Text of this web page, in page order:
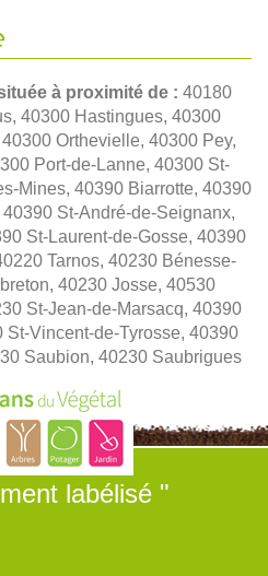
à proximité de : 40180
40300 Hastingues, 40300
Orthevielle, 40300 Pey,
Port-de-Lanne, 40300 St-
Mines, 40390 Biarrotte, 40390
St-André-de-Seignanx,
St-Laurent-de-Gosse, 40390
Tarnos, 40230 Bénesse-
40230 Josse, 40530
St-Jean-de-Marsacq, 40390
St-Vincent-de-Tyrosse, 40390
Saubion, 40230 Saubrigues
labélisé "